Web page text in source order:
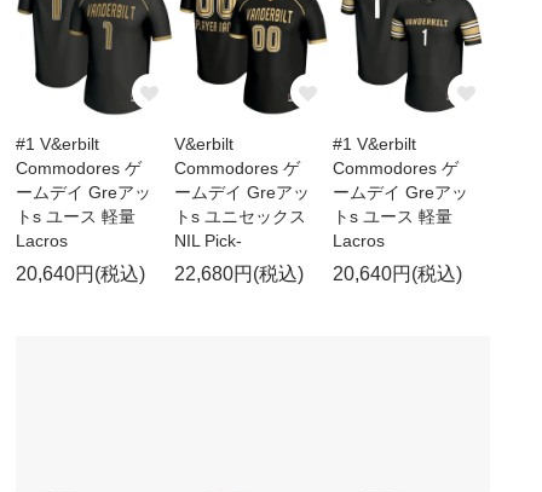
#1 V&erbilt
Commodores ゲ
ームデイ Greアッ
トs ユース 軽量
Lacros
20,640円(税込)
V&erbilt
Commodores ゲ
ームデイ Greアッ
トs ユニセックス
NIL Pick-
22,680円(税込)
#1 V&erbilt
Commodores ゲ
ームデイ Greアッ
トs ユース 軽量
Lacros
20,640円(税込)